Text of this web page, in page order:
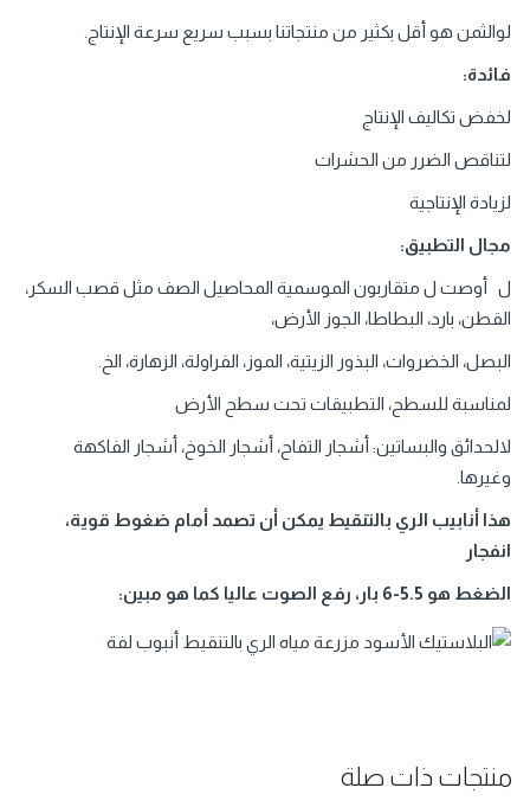
لوالثمن هو أقل بكثير من منتجاتنا بسبب سريع سرعة الإنتاج.
فائدة:
لخفض تكاليف الإنتاج
لتناقص الضرر من الحشرات
لزيادة الإنتاجية
مجال التطبيق:
ل أوصت ل متقاربون الموسمية المحاصيل الصف مثل قصب السكر،
القطن، بارد، البطاطا، الجوز الأرض،
البصل، الخضروات، البذور الزيتية، الموز، الفراولة، الزهارة، الخ.
لمناسبة للسطح، التطبيقات تحت سطح الأرض
لالحدائق والبساتين: أشجار التفاح، أشجار الخوخ، أشجار الفاكهة
وغيرها.
هذا أنابيب الري بالتنقيط يمكن أن تصمد أمام ضغوط قوية،
انفجار
الضغط هو 5.5-6 بار، رفع الصوت عاليا كما هو مبين:
منتجات ذات صلة